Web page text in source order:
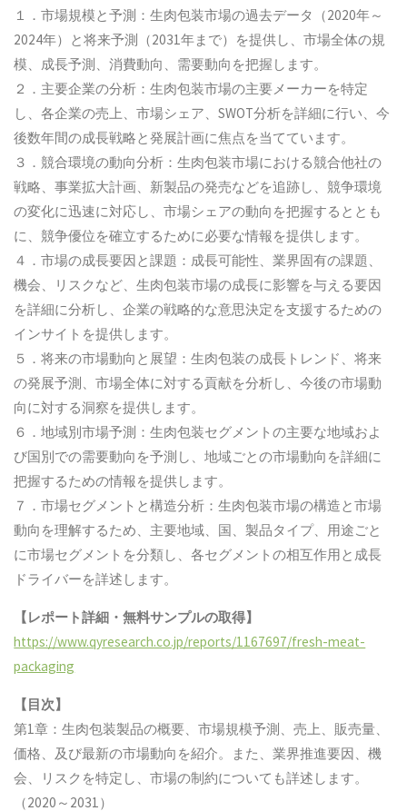
１．市場規模と予測：生肉包装市場の過去データ（2020年～
2024年）と将来予測（2031年まで）を提供し、市場全体の規
模、成長予測、消費動向、需要動向を把握します。
２．主要企業の分析：生肉包装市場の主要メーカーを特定
し、各企業の売上、市場シェア、SWOT分析を詳細に行い、今
後数年間の成長戦略と発展計画に焦点を当てています。
３．競合環境の動向分析：生肉包装市場における競合他社の
戦略、事業拡大計画、新製品の発売などを追跡し、競争環境
の変化に迅速に対応し、市場シェアの動向を把握するととも
に、競争優位を確立するために必要な情報を提供します。
４．市場の成長要因と課題：成長可能性、業界固有の課題、
機会、リスクなど、生肉包装市場の成長に影響を与える要因
を詳細に分析し、企業の戦略的な意思決定を支援するための
インサイトを提供します。
５．将来の市場動向と展望：生肉包装の成長トレンド、将来
の発展予測、市場全体に対する貢献を分析し、今後の市場動
向に対する洞察を提供します。
６．地域別市場予測：生肉包装セグメントの主要な地域およ
び国別での需要動向を予測し、地域ごとの市場動向を詳細に
把握するための情報を提供します。
７．市場セグメントと構造分析：生肉包装市場の構造と市場
動向を理解するため、主要地域、国、製品タイプ、用途ごと
に市場セグメントを分類し、各セグメントの相互作用と成長
ドライバーを詳述します。
【レポート詳細・無料サンプルの取得】
https://www.qyresearch.co.jp/reports/1167697/fresh-meat-
packaging
【目次】
第1章：生肉包装製品の概要、市場規模予測、売上、販売量、
価格、及び最新の市場動向を紹介。また、業界推進要因、機
会、リスクを特定し、市場の制約についても詳述します。
（2020～2031）